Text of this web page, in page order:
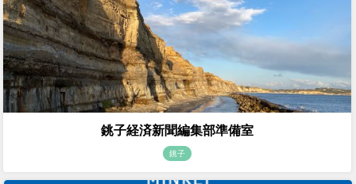
銚子経済新聞編集部準備室
銚子